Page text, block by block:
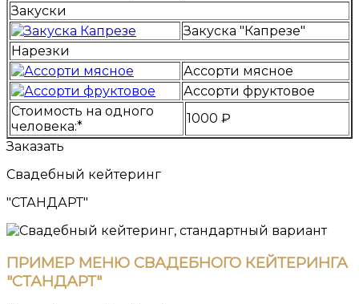
Закуски
Закуска "Капрезе"
Нарезки
Ассорти мясное
Ассорти фруктовое
Стоимость на одного
человека:*
1000 ₽
Заказать
Свадебный кейтеринг
"СТАНДАРТ"
ПРИМЕР МЕНЮ СВАДЕБНОГО КЕЙТЕРИНГА
"СТАНДАРТ"